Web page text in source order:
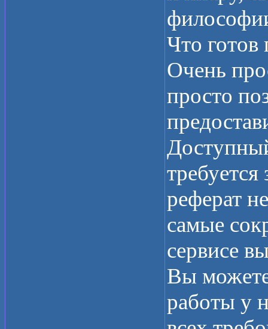
Что готов
Очень
просто
реферат
самые
сервисе
Вы
работы у